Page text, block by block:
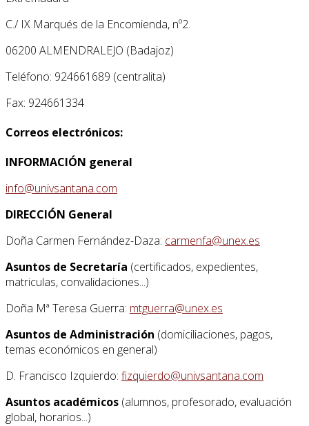
C./ IX Marqués de la Encomienda, nº2.
06200 ALMENDRALEJO (Badajoz)
Teléfono: 924661689 (centralita)
Fax: 924661334
Correos electrónicos:
INFORMACIÓN general
info@univsantana.com
DIRECCIÓN General
Doña Carmen Fernández-Daza: carmenfa@unex.es
Asuntos de Secretaría (certificados, expedientes,
matriculas, convalidaciones...)
Doña Mª Teresa Guerra: mtguerra@unex.es
Asuntos de Administración (domiciliaciones, pagos,
temas económicos en general)
D. Francisco Izquierdo: fizquierdo@univsantana.com
Asuntos académicos (alumnos, profesorado, evaluación
global, horarios...)